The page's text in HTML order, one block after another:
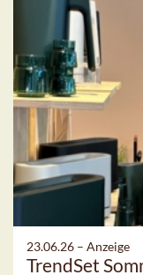
23.06.26 – Anzeige
TrendSet